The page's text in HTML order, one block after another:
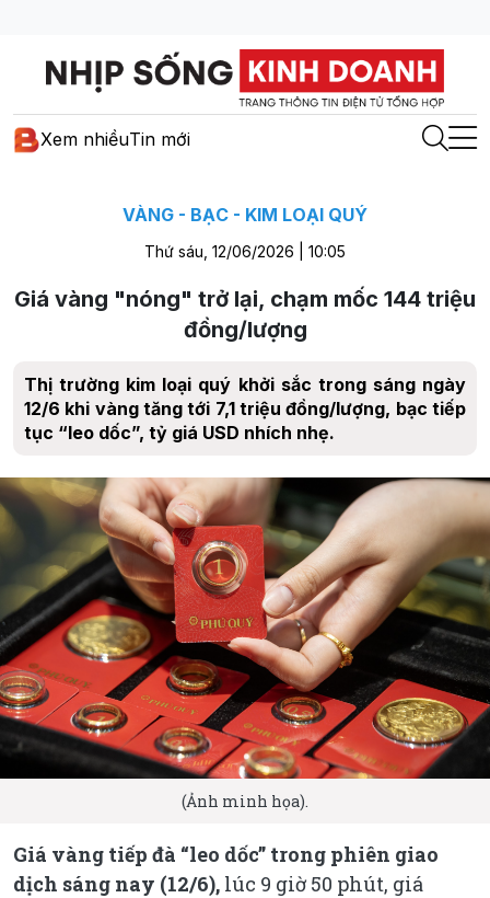
Xem nhiềuTin mới
VÀNG - BẠC - KIM LOẠI QUÝ
Thứ sáu, 12/06/2026 | 10:05
Giá vàng "nóng" trở lại, chạm mốc 144 triệu
đồng/lượng
Thị trường kim loại quý khởi sắc trong sáng ngày
12/6 khi vàng tăng tới 7,1 triệu đồng/lượng, bạc tiếp
tục “leo dốc”, tỷ giá USD nhích nhẹ.
(Ảnh minh họa).
Giá vàng tiếp đà “leo dốc” trong phiên giao
dịch sáng nay (12/6), lúc 9 giờ 50 phút, giá